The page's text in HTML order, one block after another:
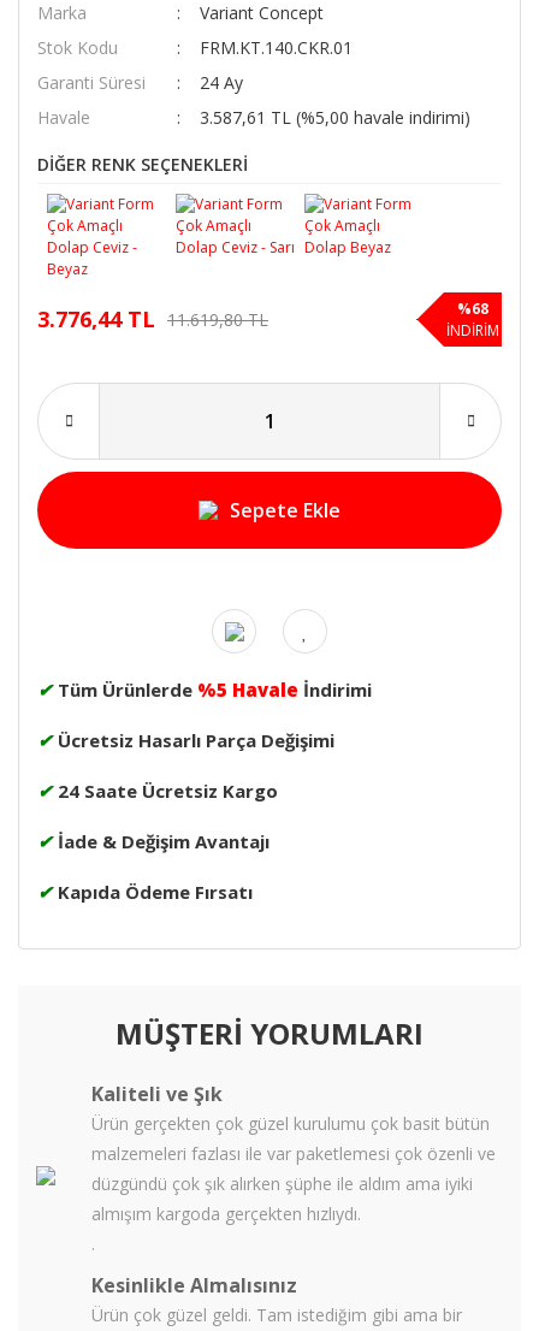
Marka
Variant Concept
Stok Kodu
FRM.KT.140.CKR.01
Garanti Süresi
24 Ay
Havale
3.587,61 TL (%5,00 havale indirimi)
DİĞER RENK SEÇENEKLERİ
3.776,44 TL 11.619,80 TL
%68
İNDİRİM
Sepete Ekle
✔ Tüm Ürünlerde %5 Havale İndirimi
✔ Ücretsiz Hasarlı Parça Değişimi
✔ 24 Saate Ücretsiz Kargo
✔ İade & Değişim Avantajı
✔ Kapıda Ödeme Fırsatı
MÜŞTERİ YORUMLARI
Kaliteli ve Şık
Ürün gerçekten çok güzel kurulumu çok basit bütün
malzemeleri fazlası ile var paketlemesi çok özenli ve
düzgündü çok şık alırken şüphe ile aldım ama iyiki
almışım kargoda gerçekten hızlıydı.
.
Kesinlikle Almalısınız
Ürün çok güzel geldi. Tam istediğim gibi ama bir